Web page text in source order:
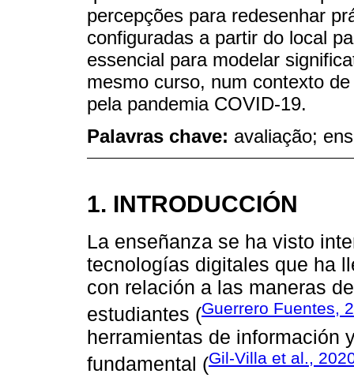
percepções para redesenhar
configuradas a partir do local
essencial para modelar
mesmo curso, num contexto
pela pandemia COVID-19.
Palavras chave: avaliação;
1. INTRODUCCIÓN
La enseñanza se ha visto
tecnologías digitales que ha
con relación a las maneras
estudiantes (Guerrero Fuentes,
herramientas de información
fundamental (Gil-Villa et al.,